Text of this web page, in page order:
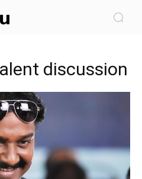
discussion